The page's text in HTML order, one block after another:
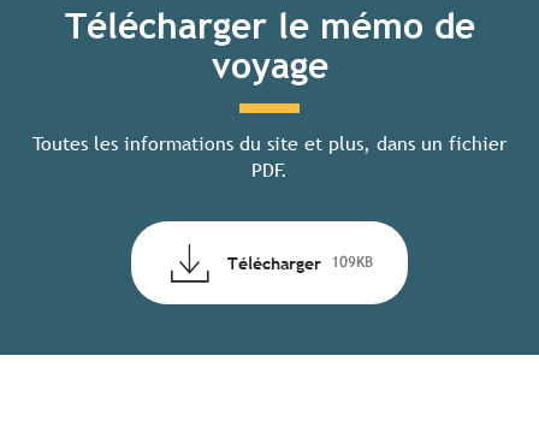
Télécharger le mémo de
voyage
Toutes les informations du site et plus, dans un fichier
PDF.
Télécharger 109KB